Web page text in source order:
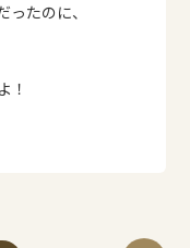
たのに、
！